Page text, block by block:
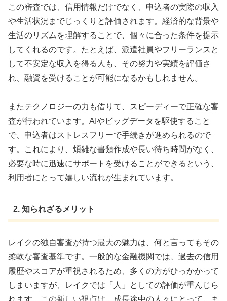
この審査では、信用情報だけでなく、申込者の実際の収入
や生活状況までじっくりと評価されます。経済的な背景や
生活のリズムを理解することで、個々に合った条件を提示
してくれるのです。たとえば、派遣社員やフリーランスと
して不安定な収入を得る人も、その努力や実績を評価さ
れ、融資を受けることが可能になるかもしれません。
またテクノロジーの力も借りて、スピーディーで正確な審
査が行われています。AIやビッグデータを駆使すること
で、申込者はストレスフリーで手続きが進められるので
す。これにより、煩雑な書類作成や長い待ち時間がなく、
必要な時に迅速にサポートを受けることができるという、
利用者にとって嬉しい流れが生まれています。
2. 知られざるメリット
レイクの独自審査が持つ最大の魅力は、何と言ってもその
柔軟な審査基準です。一般的な金融機関では、過去の信用
履歴やスコアが重視されるため、多くの方がひっかかって
しまいますが、レイクでは「人」としての評価が重んじら
れます。この新しい視点は、成長途中の人々にとって、ま